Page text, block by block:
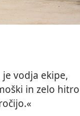
vodja ekipe,
in zelo hitro